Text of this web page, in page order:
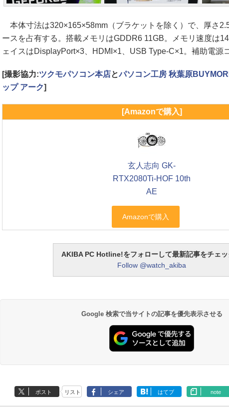
本体寸法は320×165×58mm（ブラケットを除く）で、厚さ
ースを占有する。搭載メモリはGDDR6 11GB。メモリ速度は
ェイスはDisplayPort×3、HDMI×1、USB Type-C×1。補助電源
[撮影協力:ツクモパソコン本店とパソコン工房 秋葉原
ップ アーク]
[Amazonで購入]
玄人志向 GK-
RTX2080Ti-HOF 10th
AE
AKIBA PC Hotline!をフォローして最新記事をチェッ
Follow @watch_akiba
Google 検索で当サイトの記事を優先表示させる
ポスト リスト シェア はてブ note